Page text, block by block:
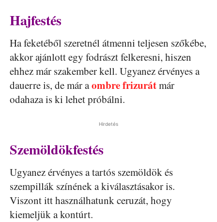
Hajfestés
Ha feketéből szeretnél átmenni teljesen szőkébe,
akkor ajánlott egy fodrászt felkeresni, hiszen
ehhez már szakember kell. Ugyanez érvényes a
dauerre is, de már aombre frizurátmár
odahaza is ki lehet próbálni.
Hirdetés
Szemöldökfestés
Ugyanez érvényes a tartós szemöldök és
szempillák színének a kiválasztásakor is.
Viszont itt használhatunk ceruzát, hogy
kiemeljük a kontúrt.